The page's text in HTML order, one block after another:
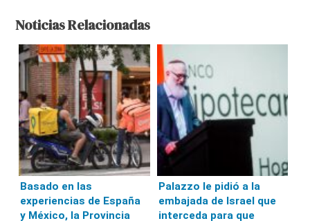
Noticias Relacionadas
Basado en las
experiencias de España
y México, la Provincia
Palazzo le pidió a la
embajada de Israel que
interceda para que